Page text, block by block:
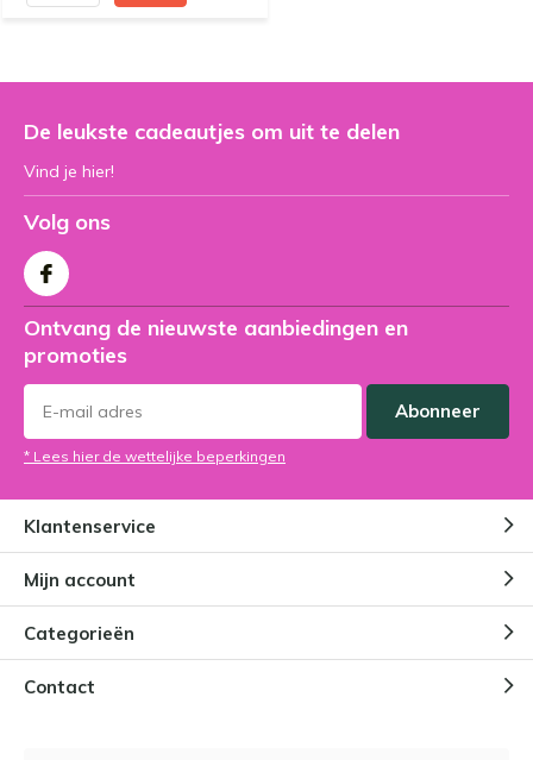
De leukste cadeautjes om uit te delen
Vind je hier!
Volg ons
Ontvang de nieuwste aanbiedingen en
promoties
Abonneer
* Lees hier de wettelijke beperkingen
Klantenservice
Mijn account
Categorieën
Contact